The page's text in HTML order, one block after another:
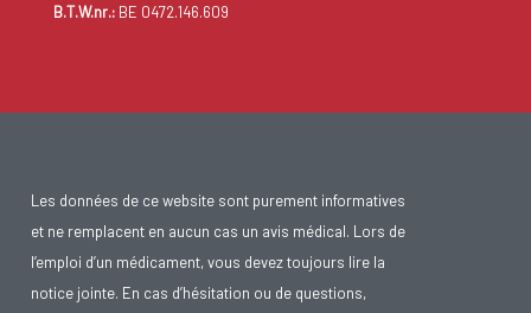
B.T.W.nr.:BE 0472.146.609
Les données de ce website sont purement informatives
et ne remplacent en aucun cas un avis médical. Lors de
l’emploi d’un médicament, vous devez toujours lire la
notice jointe. En cas d’hésitation ou de questions,